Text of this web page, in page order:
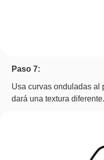
Paso 7:
Usa curvas onduladas al
dará una textura diferente.